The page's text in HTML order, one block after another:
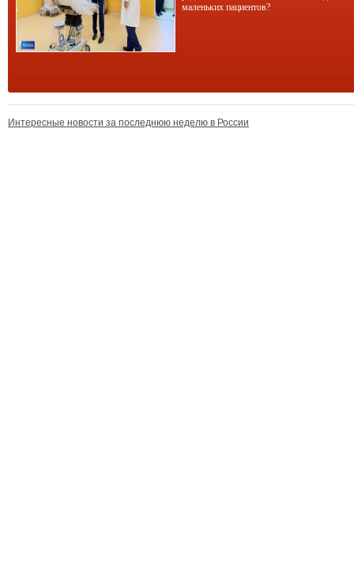
маленьких пациентов?
Интересные новости за последнюю неделю в России